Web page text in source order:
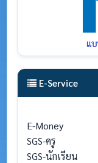
E-Service
E-Money
SGS-ครู
SGS-นักเรียน